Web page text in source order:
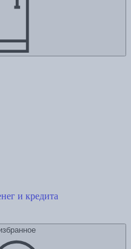
и кредита